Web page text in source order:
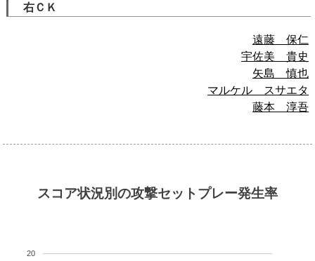
右ＣＫ
遠藤 保仁
宇佐美 貴史
矢島 慎也
マルケル スサエタ
藤本 淳吾
スコア状況別の攻撃セットプレー発生率
20